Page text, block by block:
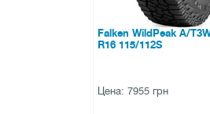
Falken WildPeak A/
R16 115/112S
Цена: 7955 грн